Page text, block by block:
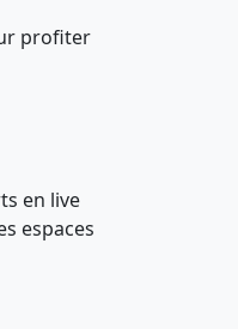
profiter
en live
espaces